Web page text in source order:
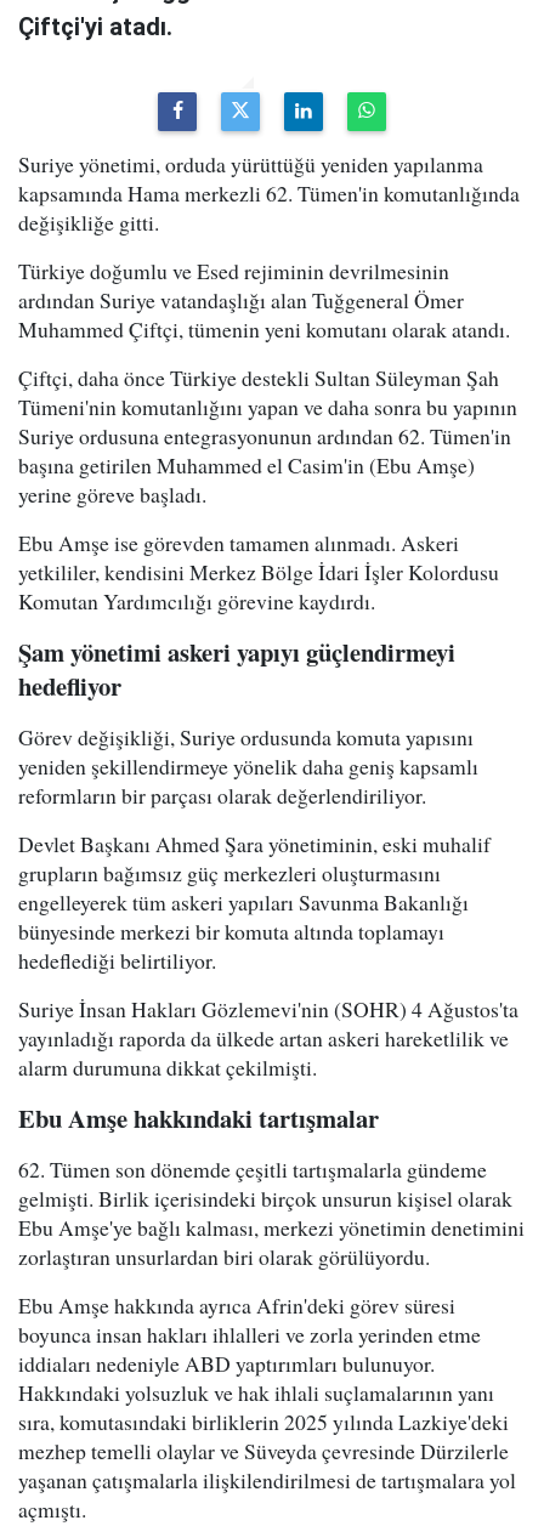
Çiftçi'yi atadı.
Suriye yönetimi, orduda yürüttüğü yeniden yapılanma
kapsamında Hama merkezli 62. Tümen'in komutanlığında
değişikliğe gitti.
Türkiye doğumlu ve Esed rejiminin devrilmesinin
ardından Suriye vatandaşlığı alan Tuğgeneral Ömer
Muhammed Çiftçi, tümenin yeni komutanı olarak atandı.
Çiftçi, daha önce Türkiye destekli Sultan Süleyman Şah
Tümeni'nin komutanlığını yapan ve daha sonra bu yapının
Suriye ordusuna entegrasyonunun ardından 62. Tümen'in
başına getirilen Muhammed el Casim'in (Ebu Amşe)
yerine göreve başladı.
Ebu Amşe ise görevden tamamen alınmadı. Askeri
yetkililer, kendisini Merkez Bölge İdari İşler Kolordusu
Komutan Yardımcılığı görevine kaydırdı.
Şam yönetimi askeri yapıyı güçlendirmeyi
hedefliyor
Görev değişikliği, Suriye ordusunda komuta yapısını
yeniden şekillendirmeye yönelik daha geniş kapsamlı
reformların bir parçası olarak değerlendiriliyor.
Devlet Başkanı Ahmed Şara yönetiminin, eski muhalif
grupların bağımsız güç merkezleri oluşturmasını
engelleyerek tüm askeri yapıları Savunma Bakanlığı
bünyesinde merkezi bir komuta altında toplamayı
hedeflediği belirtiliyor.
Suriye İnsan Hakları Gözlemevi'nin (SOHR) 4 Ağustos'ta
yayınladığı raporda da ülkede artan askeri hareketlilik ve
alarm durumuna dikkat çekilmişti.
Ebu Amşe hakkındaki tartışmalar
62. Tümen son dönemde çeşitli tartışmalarla gündeme
gelmişti. Birlik içerisindeki birçok unsurun kişisel olarak
Ebu Amşe'ye bağlı kalması, merkezi yönetimin denetimini
zorlaştıran unsurlardan biri olarak görülüyordu.
Ebu Amşe hakkında ayrıca Afrin'deki görev süresi
boyunca insan hakları ihlalleri ve zorla yerinden etme
iddiaları nedeniyle ABD yaptırımları bulunuyor.
Hakkındaki yolsuzluk ve hak ihlali suçlamalarının yanı
sıra, komutasındaki birliklerin 2025 yılında Lazkiye'deki
mezhep temelli olaylar ve Süveyda çevresinde Dürzilerle
yaşanan çatışmalarla ilişkilendirilmesi de tartışmalara yol
açmıştı.